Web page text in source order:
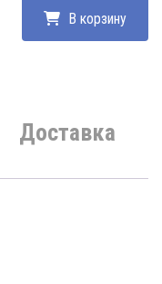
В корзину
Доставка